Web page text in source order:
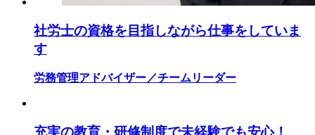
社労士の資格を目指しながら仕事をしていま
す
労務管理アドバイザー／チームリーダー
充実の教育・研修制度で未経験でも安心！